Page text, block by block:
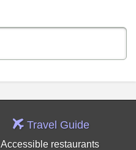
Travel Guide
Accessible restaurants